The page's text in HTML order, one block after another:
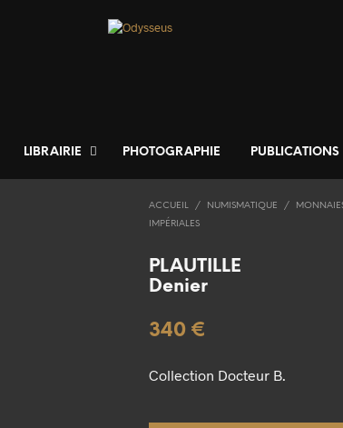
LIBRAIRIE PHOTOGRAPHIE PUBLICATIONS
ACCUEIL / NUMISMATIQUE /
IMPÉRIALES
PLAUTILLE
Denier
340 €
Collection Docteur B.